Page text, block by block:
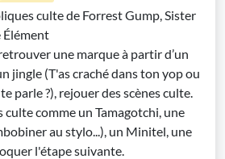
culte de Forrest Gump, Sister
Élément
une marque à partir d’un
jingle (T'as craché dans ton yop ou
parle ?), rejouer des scènes culte.
comme un Tamagotchi, une
au stylo...), un Minitel, une
l'étape suivante.